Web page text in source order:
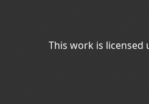
This work is licensed